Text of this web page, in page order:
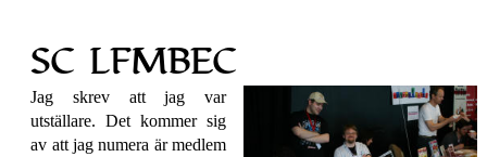
SC LFMBEC
Jag skrev att jag var
utställare. Det kommer sig
av att jag numera är medlem